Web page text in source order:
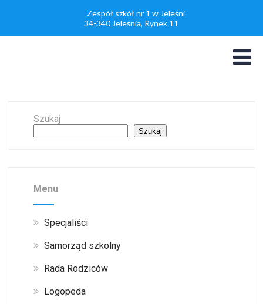
Zespół szkół nr 1 w Jeleśni
34-340 Jeleśnia, Rynek 11
Szukaj
Szukaj
Menu
Specjaliści
Samorząd szkolny
Rada Rodziców
Logopeda